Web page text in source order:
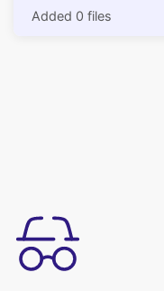
Konversi psd ke
beberapa klik. Kita